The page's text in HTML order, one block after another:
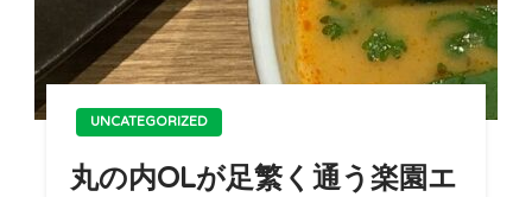
UNCATEGORIZED
丸の内OLが足繁く通う楽園エ